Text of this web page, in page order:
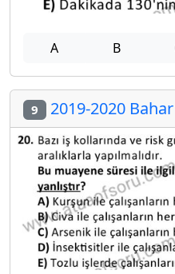
A B
9 2019-2020 Bahar